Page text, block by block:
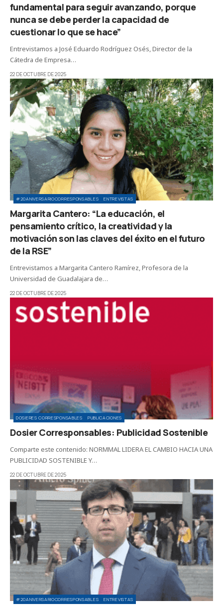
fundamental para seguir avanzando, porque
nunca se debe perder la capacidad de
cuestionar lo que se hace”
Entrevistamos a José Eduardo Rodríguez Osés, Director de la
Cátedra de Empresa…
22 DE OCTUBRE DE 2025
#20ANIVERSARIOCORRESPONSABLES ENTREVISTAS
Margarita Cantero: “La educación, el
pensamiento crítico, la creatividad y la
motivación son las claves del éxito en el futuro
de la RSE”
Entrevistamos a Margarita Cantero Ramírez, Profesora de la
Universidad de Guadalajara de…
22 DE OCTUBRE DE 2025
DOSIERES CORRESPONSABLES PUBLICACIONES
Dosier Corresponsables: Publicidad Sostenible
Comparte este contenido: NORMMAL LIDERA EL CAMBIO HACIA UNA
PUBLICIDAD SOSTENIBLE Y…
22 DE OCTUBRE DE 2025
#20ANIVERSARIOCORRESPONSABLES ENTREVISTAS